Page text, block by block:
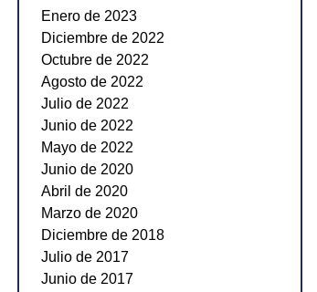
Enero de 2023
Diciembre de 2022
Octubre de 2022
Agosto de 2022
Julio de 2022
Junio de 2022
Mayo de 2022
Junio de 2020
Abril de 2020
Marzo de 2020
Diciembre de 2018
Julio de 2017
Junio de 2017